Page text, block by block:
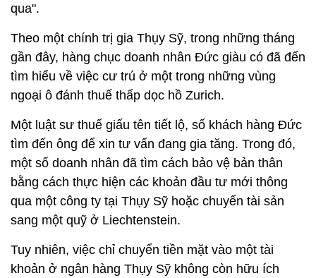
qua".
Theo một chính trị gia Thụy Sỹ, trong những tháng
gần đây, hàng chục doanh nhân Đức giàu có đã đến
tìm hiểu về việc cư trú ở một trong những vùng
ngoại ô đánh thuế thấp dọc hồ Zurich.
Một luật sư thuế giấu tên tiết lộ, số khách hàng Đức
tìm đến ông để xin tư vấn đang gia tăng. Trong đó,
một số doanh nhân đã tìm cách bảo vệ bản thân
bằng cách thực hiện các khoản đầu tư mới thông
qua một công ty tại Thụy Sỹ hoặc chuyển tài sản
sang một quỹ ở Liechtenstein.
Tuy nhiên, việc chỉ chuyển tiền mặt vào một tài
khoản ở ngân hàng Thụy Sỹ không còn hữu ích